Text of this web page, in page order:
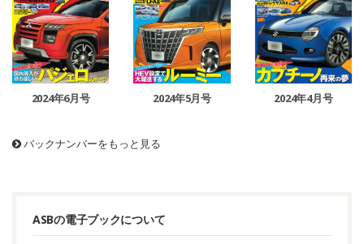
2024年6月号 2024年5月号 2024年4月号
バックナンバーをもっと見る
ASBの電子ブックについて